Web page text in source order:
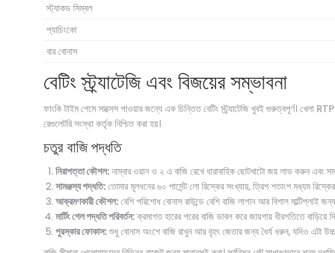
স্ট্যাকড সিম্বল
প্যাচিংকো
বার বোনাস
বেটিং স্ট্র্যাটেজি এবং বিজয়ের সম্ভাবনা
ফাংকি টাইম গেমে সাক্সেস পাওয়ার জন্যে এক চিন্তিত বেটিং স্ট্র্যাটেজি খুবই গুরুত্বপূর্ণ।
রেগুলেটরি সংস্থা কর্তৃক নিশ্চিত করা হয়।
চতুর বাজি পদ্ধতি
নিরাপত্তা কৌশল:নাম্বার ওয়ান ও ২ এ বাজি রেখে ধারাবাহিক ছোটখাটো জয় লাভ করুন এবং
সামঞ্জস্য পদ্ধতি:তোমার মূলধনের ৬০ পার্সেন্ট লো রিস্কের সংখ্যায়, ত্রিশ শতাংশ মধ্যম
আক্রমণকারী কৌশল:বেশি পরিশোধ বোনাস রাউন্ডে বেশি বাজি লাগান আর বিশাল মাল্টিপ্লাই
মার্টিং গেল পদ্ধতি পরিবর্তন:ক্রমাগত হারের পরের বাজি ডাবল করে জায়গায় ধীরগতিতে
পুরস্কার ফোকাস:শুধু বোনাস অংশে বাজি রাখুন আর বৃহৎ জেতার জন্য ধৈর্য ধরুন, যদিও এটা